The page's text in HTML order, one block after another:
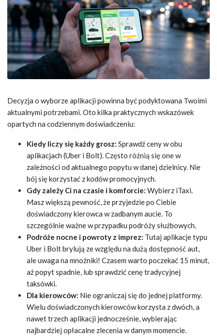
Decyzja o wyborze aplikacji powinna być podyktowana Twoimi
aktualnymi potrzebami. Oto kilka praktycznych wskazówek
opartych na codziennym doświadczeniu:
Kiedy liczy się każdy grosz: Sprawdź ceny w obu
aplikacjach (Uber i Bolt). Często różnią się one w
zależności od aktualnego popytu w danej dzielnicy. Nie
bój się korzystać z kodów promocyjnych.
Gdy zależy Ci na czasie i komforcie: Wybierz iTaxi.
Masz większą pewność, że przyjedzie po Ciebie
doświadczony kierowca w zadbanym aucie. To
szczególnie ważne w przypadku podróży służbowych.
Podróże nocne i powroty z imprez: Tutaj aplikacje typu
Uber i Bolt brylują ze względu na dużą dostępność aut,
ale uwaga na mnożniki! Czasem warto poczekać 15 minut,
aż popyt spadnie, lub sprawdzić cenę tradycyjnej
taksówki.
Dla kierowców: Nie ograniczaj się do jednej platformy.
Wielu doświadczonych kierowców korzysta z dwóch, a
nawet trzech aplikacji jednocześnie, wybierając
najbardziej opłacalne zlecenia w danym momencie.